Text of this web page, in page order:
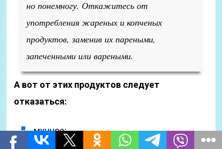
но понемногу. Откажитесь от
употребления жареных и копченых
продуктов, заменив их пареными,
запеченными или вареными.
А вот от этих продуктов следует
отказаться:
мучное;